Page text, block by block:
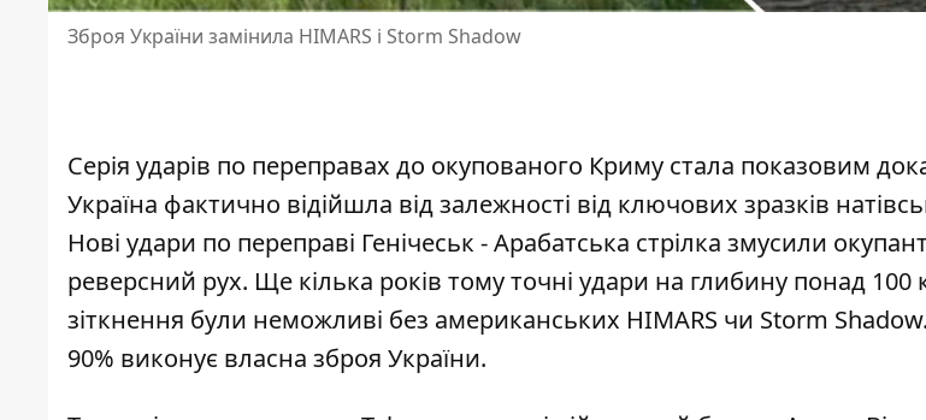
Зброя України замінила HIMARS і Storm Shadow
Серія ударів по переправах до окупованого Криму стала показовим
Україна фактично відійшла від залежності від ключових зразків
Нові удари по переправі Генічеськ - Арабатська стрілка змусили
реверсний рух. Ще кілька років тому точні удари на глибину понад 100
зіткнення були неможливі без американських HIMARS чи Storm
90% виконує власна зброя України.